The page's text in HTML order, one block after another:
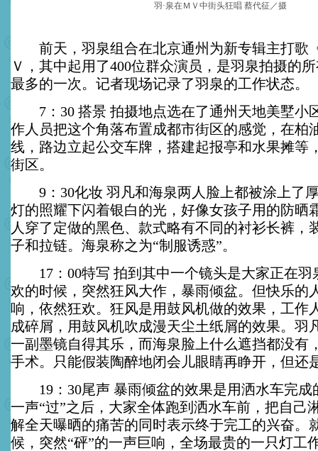
羽·泉在ＭＶ中街头狂唱 蔡代征／摄
前天，羽泉组合在北京通州为新专辑主打歌
Ｖ，其中起用了400位群众演员，是羽泉拍摄的
最多的一次。记者现场记录了羽泉的工作状态。
7：30 搭景 拍摄地点选在了通州天地美墅小
作人员把这个角落布置成都市街区的感觉，在柏
线，路边立起公交车牌，搭建起报亭和水果摊等
街区。
9：30化妆 羽凡和海泉两人脸上都被涂上了
灯的照耀下闪着银白的光，好像女孩子用的防晒
人穿了定做的黑色、款式略有不同的衬衫长裤，
子和拉链。海泉称之为“制服诱惑”。
17：00特写 拍到其中一个镜头是大家正在羽
欢的时候，突然狂风大作，暴雨倾盆。但快乐的
响，依然狂欢。狂风是用鼓风机做的效果，工作
成碎屑，用鼓风机吹成漫天尘土纸屑的效果。羽
一副墨镜自得其乐，而海泉脸上什么遮挡都没有
手术。只能假装陶醉地闭会儿眼睛再睁开，但还
19：30尾声 暴雨倾盆的效果是用洒水车完成
一声“过”之后，大家全体跑到洒水车前，把自己
解全天曝晒的痛苦的同时表示终于完工的兴奋。
候，突然“砰”的一声巨响，全场最贵的一只灯工